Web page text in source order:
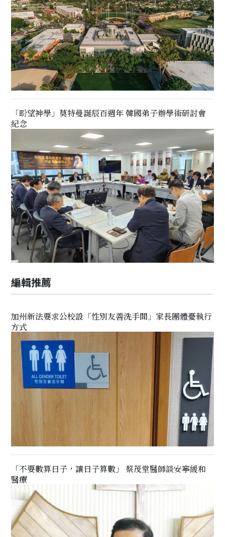
「盼望神學」莫特曼誕辰百週年 韓國弟子辦學術研討會
紀念
編輯推薦
加州新法要求公校設「性別友善洗手間」家長團體憂執行
方式
「不要數算日子，讓日子算數」 蔡茂堂醫師談安寧緩和
醫療